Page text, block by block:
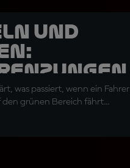
und
was passiert, wenn ein Fahrer
grünen Bereich fährt...